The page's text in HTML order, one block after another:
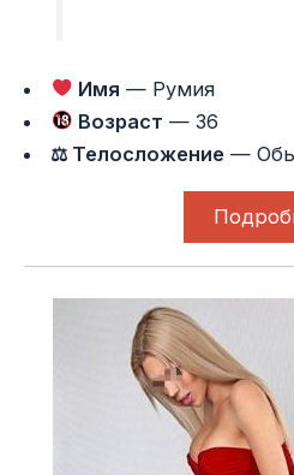
Имя — Румия
Возраст — 36
⚖ Телосложение —